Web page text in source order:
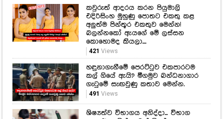
කවුරුත් ආදරය කරන පියුමාලි
එදිරිසිංහ මුහුණු පොතට එකතු කළ
අලුත්ම පින්තූර එකතුව මෙන්න!
බලන්නකෝ ඇයගේ මේ ලස්සන
කොහොමද කියලා....
421 Views
හඳුනාගැනීමේ පෙරට්ටුව එකපාරටම
කල් ගියේ ඇයි? මීගමුව බන්ධනාගාර
ගැටුමේ සැඟවුණු කතාව මෙන්න.
491 Views
ශිෂ්‍යත්ව විභාගය අනිද්දා... විභාග